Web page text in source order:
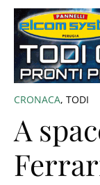
CRONACA, TODI
A